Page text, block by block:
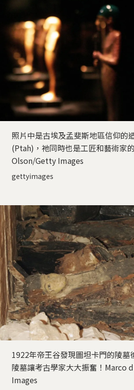
照片中是古埃及孟斐斯地區信仰的
(Ptah)，祂同時也是工匠和藝術家
Olson/Getty Images
gettyimages
1922年帝王谷發現圖坦卡門的陵墓
陵墓讓考古學家大大振奮！Marco
Images